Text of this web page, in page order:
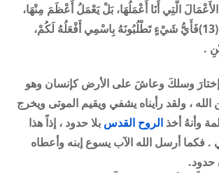
الَّتِي أَنَا أَعْمَلُهَا، بَلْ يَعْمَلُ أَعْظَمَ مِنْهَا،
(13)
فَأَيُّ شَيْءٍ تَطْلُبُونَهُ بِاسْمِي أَفْعَلُهُ لَكُمْ،
.
وسلكَ وعاشَ على الأرض كإنسان وهو
، ولقد رأيناه يشفي ويقيم الموتى ويخرج
وأنهُ أخذ الروح القدس بلا حدود ، إذاً هذا
. فكما أرسل الله الآب يسوع إبنه وأعطاه
حدود.